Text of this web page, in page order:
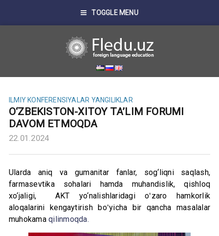
TOGGLE MENU
ILMIY KONFERENSIYALAR YANGILIKLAR
O‘ZBEKISTON-XITOY TA’LIM FORUMI
DAVOM ETMOQDA
22.01.2024
Ularda aniq va gumanitar fanlar, sog‘liqni saqlash,
farmasevtika sohalari hamda muhandislik, qishloq
xo‘jaligi, AKT yo‘nalishlaridagi oʻzaro hamkorlik
aloqalarini kengaytirish boʻyicha bir qancha masalalar
muhokamaqilinmoqda.